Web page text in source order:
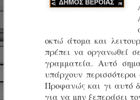
οκτώ άτομα και
πρέπει να οργανωθεί
γραμματεία. Αυτό
υπάρχουν
Προφανώς και γι αυτό
για να μην ξεπεράσει